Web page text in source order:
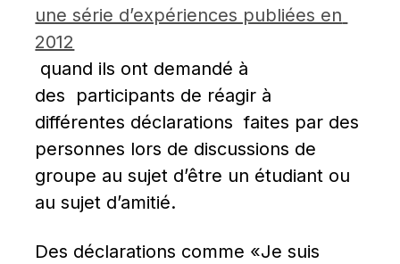
une série d’expériences publiées en
2012
quand ils ont demandé à
des  participants de réagir à
différentes déclarations  faites par des
personnes lors de discussions de
groupe au sujet d’être un étudiant ou
au sujet d’amitié.
Des déclarations comme «Je suis